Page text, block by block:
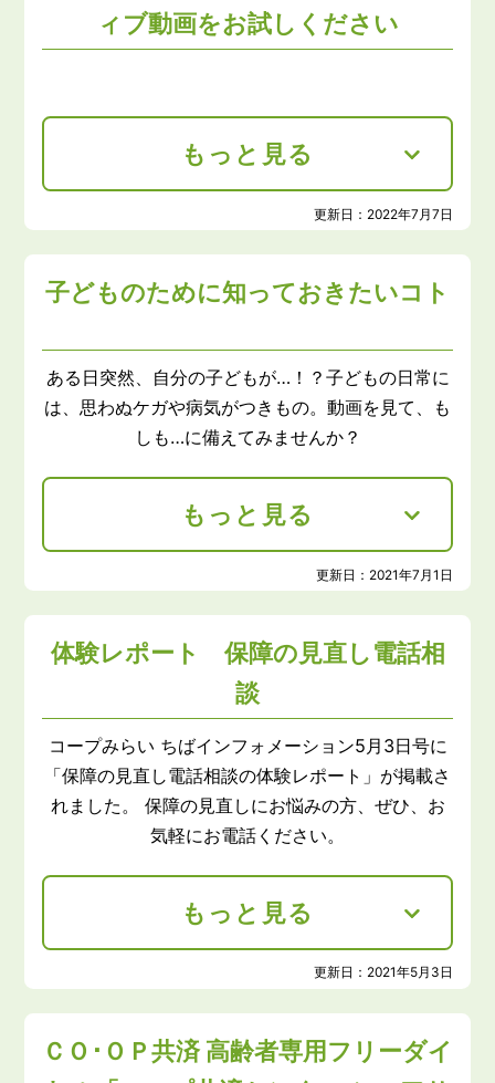
ィブ動画をお試しください
もっと見る
更新日： 2022年7月7日
子どものために知っておきたいコト
ある日突然、自分の子どもが…！？子どもの日常に
は、思わぬケガや病気がつきもの。動画を見て、も
しも…に備えてみませんか？
もっと見る
更新日： 2021年7月1日
体験レポート 保障の見直し電話相
談
コープみらい ちばインフォメーション5月3日号に
「保障の見直し電話相談の体験レポート」が掲載さ
れました。 保障の見直しにお悩みの方、ぜひ、お
気軽にお電話ください。
もっと見る
更新日： 2021年5月3日
ＣＯ･ＯＰ共済 高齢者専用フリーダイ